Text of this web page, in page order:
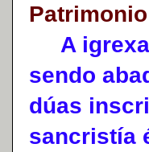
Patrimonio
A igrexa
sendo
dúas
sancristía